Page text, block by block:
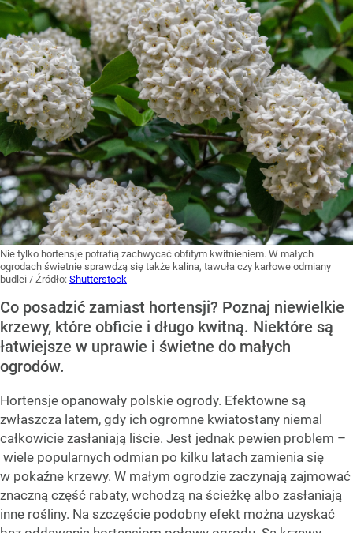
Nie tylko hortensje potrafią zachwycać obfitym kwitnieniem. W małych
ogrodach świetnie sprawdzą się także kalina, tawuła czy karłowe odmiany
budlei / Źródło: Shutterstock
Co posadzić zamiast hortensji? Poznaj niewielkie
krzewy, które obficie i długo kwitną. Niektóre są
łatwiejsze w uprawie i świetne do małych
ogrodów.
Hortensje opanowały polskie ogrody. Efektowne są
zwłaszcza latem, gdy ich ogromne kwiatostany niemal
całkowicie zasłaniają liście. Jest jednak pewien problem –
wiele popularnych odmian po kilku latach zamienia się
w pokaźne krzewy. W małym ogrodzie zaczynają zajmować
znaczną część rabaty, wchodzą na ścieżkę albo zasłaniają
inne rośliny. Na szczęście podobny efekt można uzyskać